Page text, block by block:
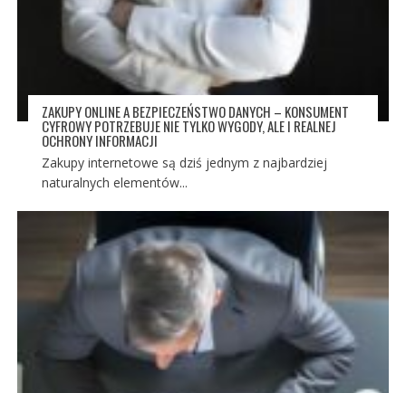
ZAKUPY ONLINE A BEZPIECZEŃSTWO DANYCH – KONSUMENT
CYFROWY POTRZEBUJE NIE TYLKO WYGODY, ALE I REALNEJ
OCHRONY INFORMACJI
Zakupy internetowe są dziś jednym z najbardziej
naturalnych elementów...